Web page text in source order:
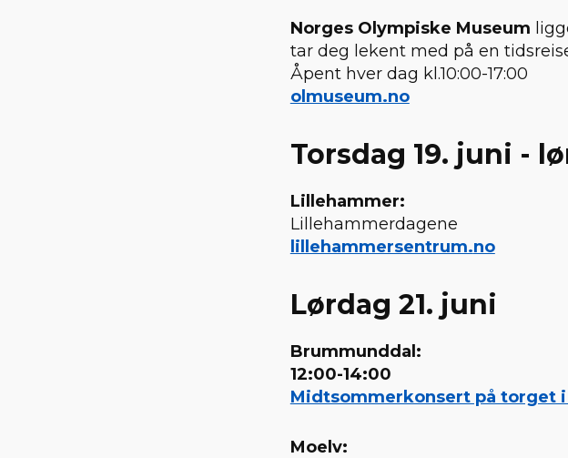
Norges Olympiske Museum
tar deg lekent med på en
Åpent hver dag kl.10:00-17:00
olmuseum.no
Torsdag 19. juni -
Lillehammer:
Lillehammerdagene
lillehammersentrum.no
Lørdag 21. juni
Brummunddal:
12:00-14:00
Midtsommerkonsert på torget i
Moelv: